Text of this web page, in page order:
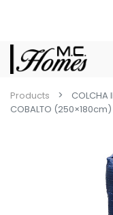
Products
COLCHA
COBALTO (250×180cm)